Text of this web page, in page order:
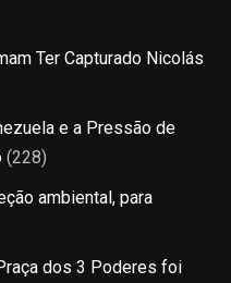
Ter Capturado Nicolás
e a Pressão de
(228)
ambiental, para
dos 3 Poderes foi